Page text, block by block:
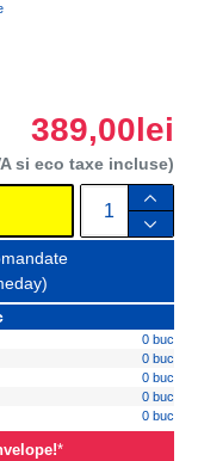
389,00lei
si eco taxe incluse)
0 buc
0 buc
0 buc
0 buc
0 buc
*